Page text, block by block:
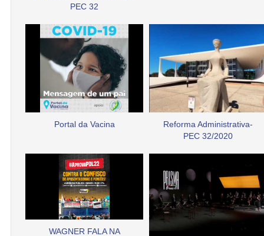
PEC 32
Portal da Vacina
Reforma Administrativa-
PEC 32/2020
WAGNER FALA NA